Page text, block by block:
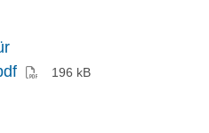
(PDF)196 kB